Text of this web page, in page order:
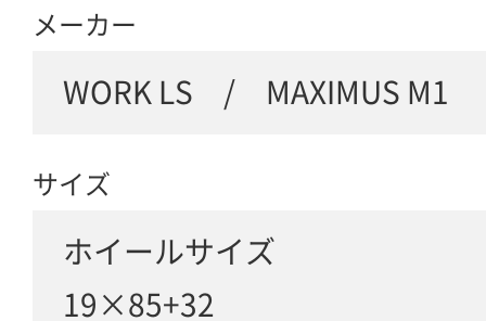
メーカー
WORK LS / MAXIMUS M1
サイズ
ホイールサイズ
19×85+32